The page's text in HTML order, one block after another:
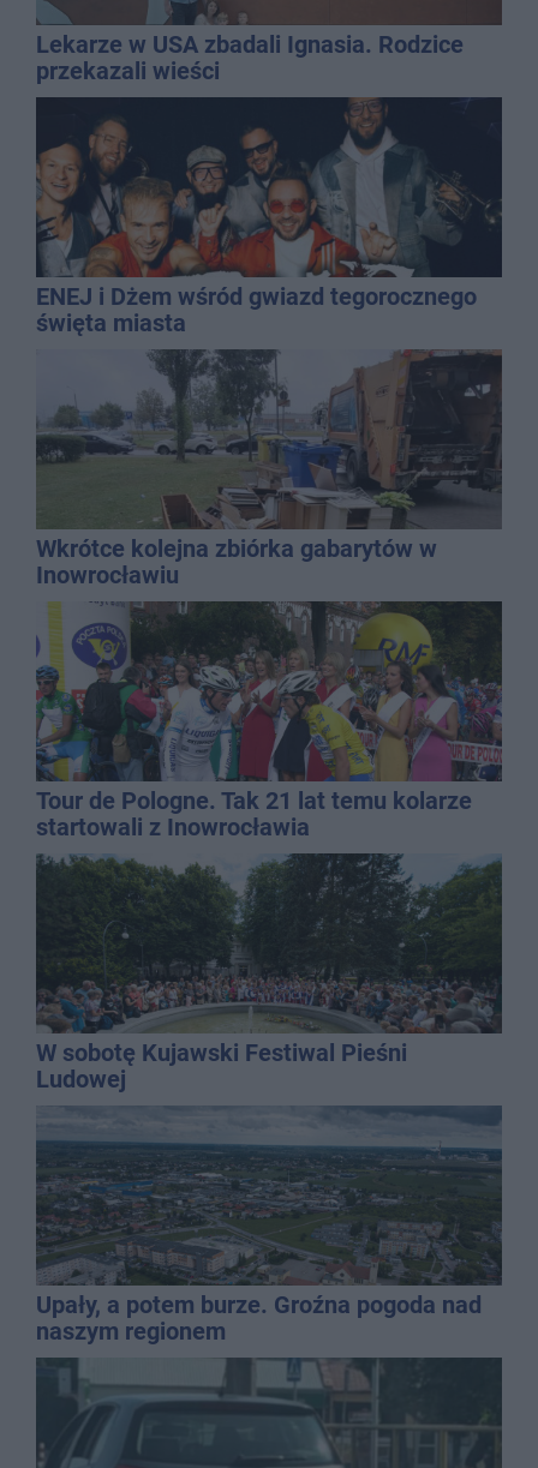
Lekarze w USA zbadali Ignasia. Rodzice
przekazali wieści
ENEJ i Dżem wśród gwiazd tegorocznego
święta miasta
Wkrótce kolejna zbiórka gabarytów w
Inowrocławiu
Tour de Pologne. Tak 21 lat temu kolarze
startowali z Inowrocławia
W sobotę Kujawski Festiwal Pieśni
Ludowej
Upały, a potem burze. Groźna pogoda nad
naszym regionem